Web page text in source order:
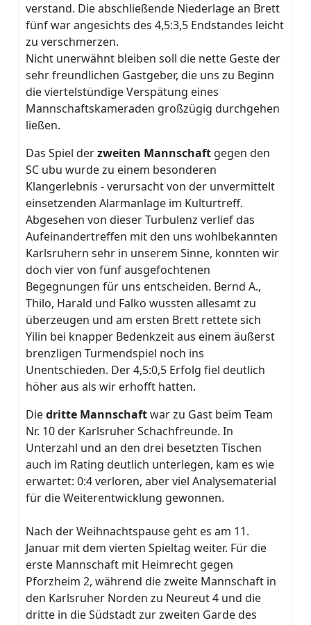
verstand. Die abschließende Niederlage an Brett
fünf war angesichts des 4,5:3,5 Endstandes leicht
zu verschmerzen.
Nicht unerwähnt bleiben soll die nette Geste der
sehr freundlichen Gastgeber, die uns zu Beginn
die viertelstündige Verspätung eines
Mannschaftskameraden großzügig durchgehen
ließen.
Das Spiel derzweiten Mannschaft gegen den
SC ubu wurde zu einem besonderen
Klangerlebnis - verursacht von der unvermittelt
einsetzenden Alarmanlage im Kulturtreff.
Abgesehen von dieser Turbulenz verlief das
Aufeinandertreffen mit den uns wohlbekannten
Karlsruhern sehr in unserem Sinne, konnten wir
doch vier von fünf ausgefochtenen
Begegnungen für uns entscheiden. Bernd A.,
Thilo, Harald und Falko wussten allesamt zu
überzeugen und am ersten Brett rettete sich
Yilin bei knapper Bedenkzeit aus einem äußerst
brenzligen Turmendspiel noch ins
Unentschieden. Der 4,5:0,5 Erfolg fiel deutlich
höher aus als wir erhofft hatten.
Diedritte Mannschaftwar zu Gast beim Team
Nr. 10 der Karlsruher Schachfreunde. In
Unterzahl und an den drei besetzten Tischen
auch im Rating deutlich unterlegen, kam es wie
erwartet: 0:4 verloren, aber viel Analysematerial
für die Weiterentwicklung gewonnen.
Nach der Weihnachtspause geht es am 11.
Januar mit dem vierten Spieltag weiter. Für die
erste Mannschaft mit Heimrecht gegen
Pforzheim 2, während die zweite Mannschaft in
den Karlsruher Norden zu Neureut 4 und die
dritte in die Südstadt zur zweiten Garde des